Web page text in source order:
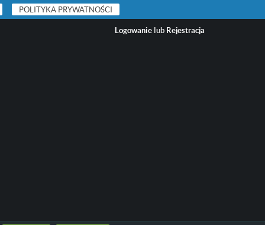
POLITYKA PRYWATNOŚCI
Logowanie lub Rejestracja